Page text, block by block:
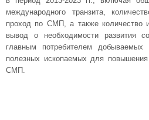
международного транзита,
проход по СМП, а также количество
вывод о необходимости развития
главным потребителем
полезных ископаемых для
СМП.